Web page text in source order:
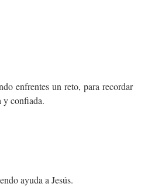
enfrentes un reto, para recordar
y confiada.
ayuda a Jesús.